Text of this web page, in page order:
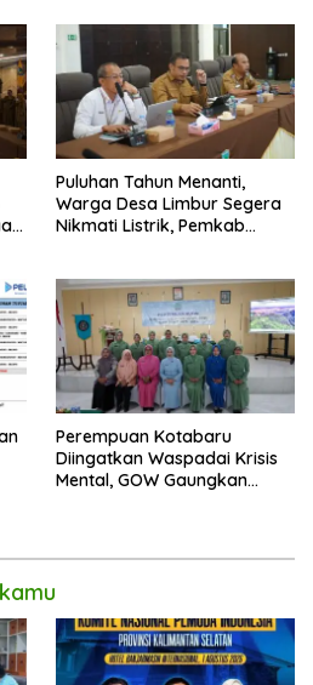
Puluhan Tahun Menanti,
Warga Desa Limbur Segera
Nikmati Listrik, Pemkab
Perempuan Kotabaru
Diingatkan Waspadai Krisis
Mental, GOW Gaungkan